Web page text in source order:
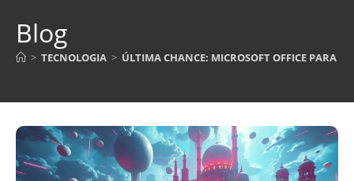
Blog
> TECNOLOGIA > ÚLTIMA CHANCE: MICROSOFT OFFICE PARA